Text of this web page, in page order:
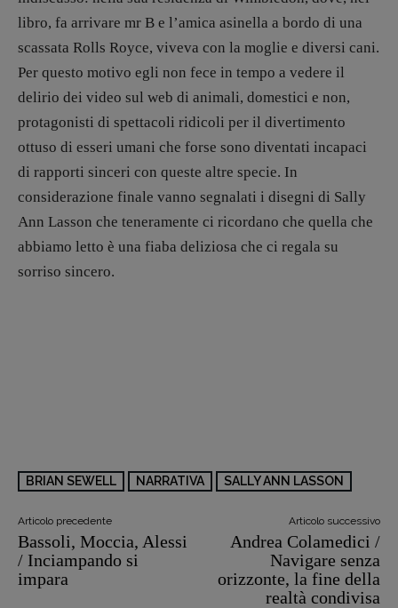
libro, fa arrivare mr B e l’amica asinella a bordo di una
scassata Rolls Royce, viveva con la moglie e diversi cani.
Per questo motivo egli non fece in tempo a vedere il
delirio dei video sul web di animali, domestici e non,
protagonisti di spettacoli ridicoli per il divertimento
ottuso di esseri umani che forse sono diventati incapaci
di rapporti sinceri con queste altre specie. In
considerazione finale vanno segnalati i disegni di Sally
Ann Lasson che teneramente ci ricordano che quella che
abbiamo letto è una fiaba deliziosa che ci regala su
sorriso sincero.
BRIAN SEWELL NARRATIVA SALLY ANN LASSON
Articolo precedente
Bassoli, Moccia, Alessi
/ Inciampando si
impara
Articolo successivo
Andrea Colamedici /
Navigare senza
orizzonte, la fine della
realtà condivisa